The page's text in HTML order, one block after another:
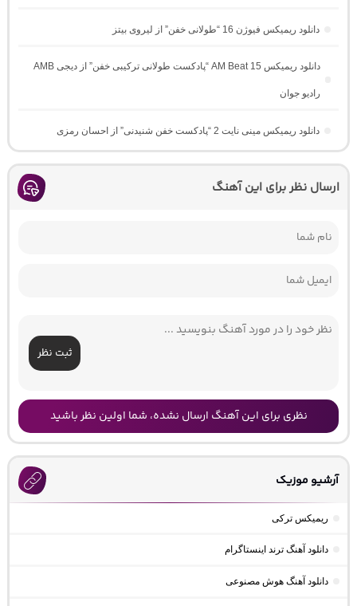
دانلود ریمیکس فیوژن 16 “طولانی خفن” از لیروی بیتز
دانلود ریمیکس AM Beat 15 “پادکست طولانی ترکیبی خفن” از دیجی AMB
رادیو جوان
دانلود ریمیکس مینی نایت 2 “پادکست خفن شنیدنی” از احسان رمزی
ارسال نظر برای این آهنگ
ثبت نظر
نظری برای این آهنگ ارسال نشده، شما اولین نظر باشید
آرشیو موزیک
ریمیکس ترکی
دانلود آهنگ ترند اینستاگرام
دانلود آهنگ هوش مصنوعی